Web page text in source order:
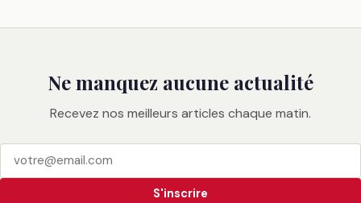
Ne manquez aucune actualité
Recevez nos meilleurs articles chaque matin.
S'inscrire